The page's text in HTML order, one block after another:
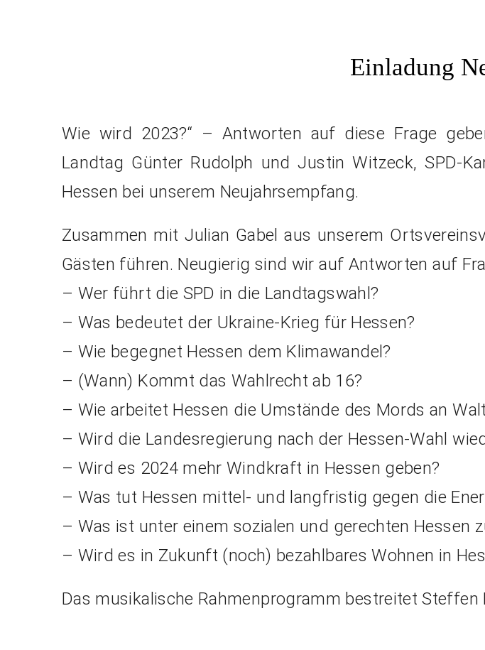
Einladung
Wie wird 2023?“ – Antworten auf diese Frage
Landtag Günter Rudolph und Justin Witzeck, SPD-
Hessen bei unserem Neujahrsempfang.
Zusammen mit Julian Gabel aus unserem
Gästen führen. Neugierig sind wir auf Antworten auf
– Wer führt die SPD in die Landtagswahl?
– Was bedeutet der Ukraine-Krieg für Hessen?
– Wie begegnet Hessen dem Klimawandel?
– (Wann) Kommt das Wahlrecht ab 16?
– Wie arbeitet Hessen die Umstände des Mords an
– Wird die Landesregierung nach der Hessen-Wahl
– Wird es 2024 mehr Windkraft in Hessen geben?
– Was tut Hessen mittel- und langfristig gegen die
– Was ist unter einem sozialen und gerechten Hessen
– Wird es in Zukunft (noch) bezahlbares Wohnen in
Das musikalische Rahmenprogramm bestreitet Steffen